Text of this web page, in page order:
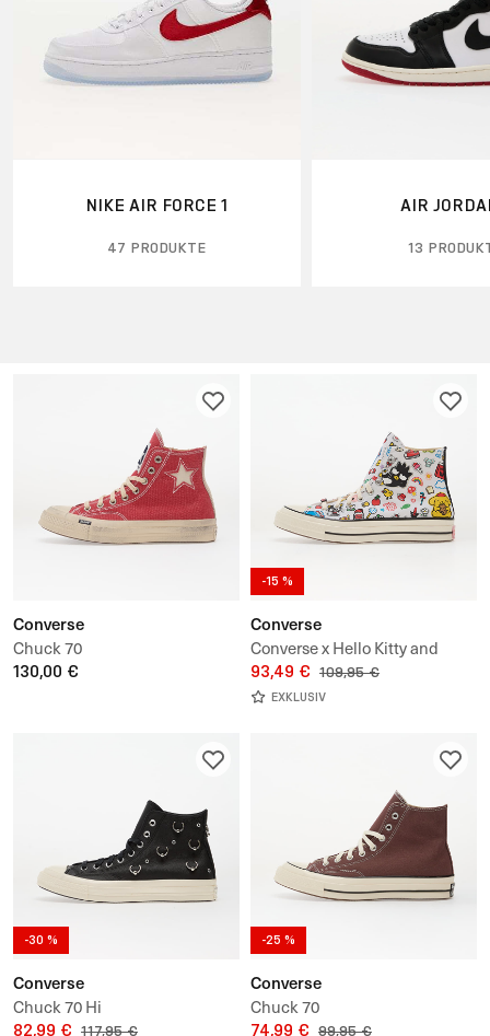
Converse
Chuck 70
130,00 €
-15 %
Converse
Converse x Hello Kitty and
Friends Chuck 70 Hi
93,49 € 109,95 €
EXKLUSIV
-30 %
Converse
Chuck 70 Hi
82,99 € 117,95 €
-25 %
Converse
Chuck 70
74,99 € 99,95 €
NIKE AIR FORCE 1
47 PRODUKTE
AIR
13